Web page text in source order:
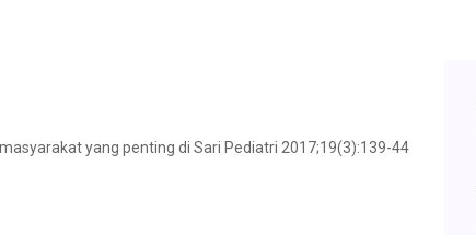
yang penting di Sari Pediatri 2017;19(3):139-44